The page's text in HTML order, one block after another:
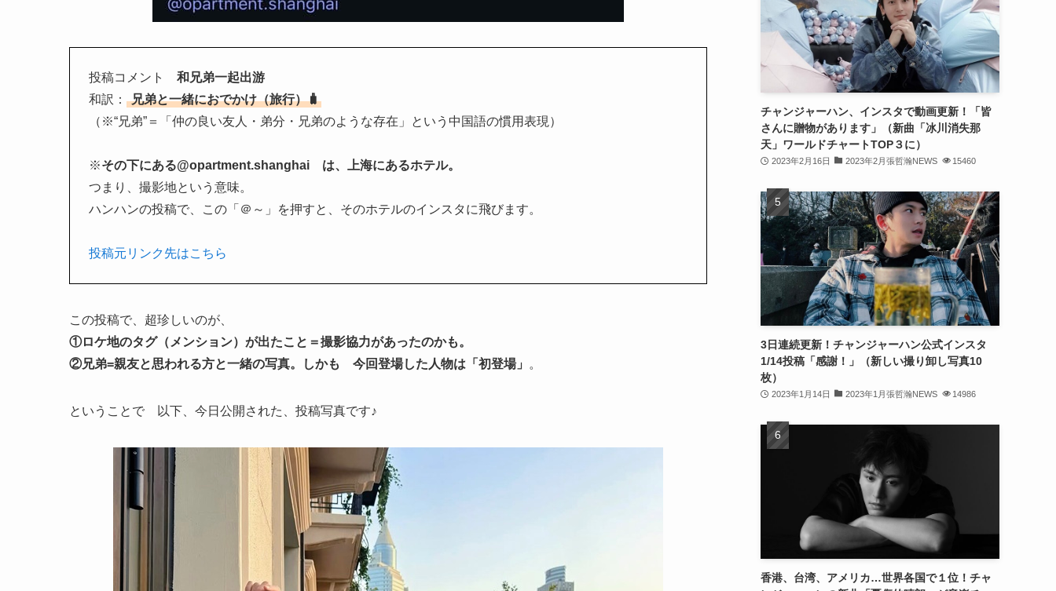
投稿コメント 和兄弟一起出游
和訳： 兄弟と一緒におでかけ（旅行）🧳
（※“兄弟”＝「仲の良い友人・弟分・兄弟のような存在」という中国語の慣用表現）
※その下にある@opartment.shanghai は、上海にあるホテル。
つまり、撮影地という意味。
ハンハンの投稿で、この「＠～」を押すと、そのホテルのインスタに飛びます。
投稿元リンク先はこちら
この投稿で、超珍しいのが、
①ロケ地のタグ（メンション）が出たこと＝撮影協力があったのかも。
②兄弟=親友と思われる方と一緒の写真。しかも 今回登場した人物は「初登場」
。
ということで 以下、今日公開された、投稿写真です♪
(30)
(32)
(31)
(28)
(32)
(31)
(30)
(32)
(30)
(32)
(32)
(26)
(23)
(13)
(8)
チャンジャーハン、インスタで動画更新！「皆
さんに贈物があります」（新曲「冰川消失那
天」ワールドチャートTOP３に）
2023年2月16日 2023年2月張哲瀚NEWS 15460
3日連続更新！チャンジャーハン公式インスタ
1/14投稿「感謝！」（新しい撮り卸し写真10
枚）
2023年1月14日 2023年1月張哲瀚NEWS 14986
香港、台湾、アメリカ…世界各国で１位！チャ